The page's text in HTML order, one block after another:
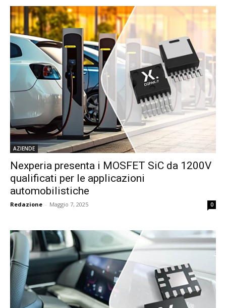
AZIENDE
Nexperia presenta i MOSFET SiC da 1200V
qualificati per le applicazioni
automobilistiche
Redazione - Maggio 7, 2025 0